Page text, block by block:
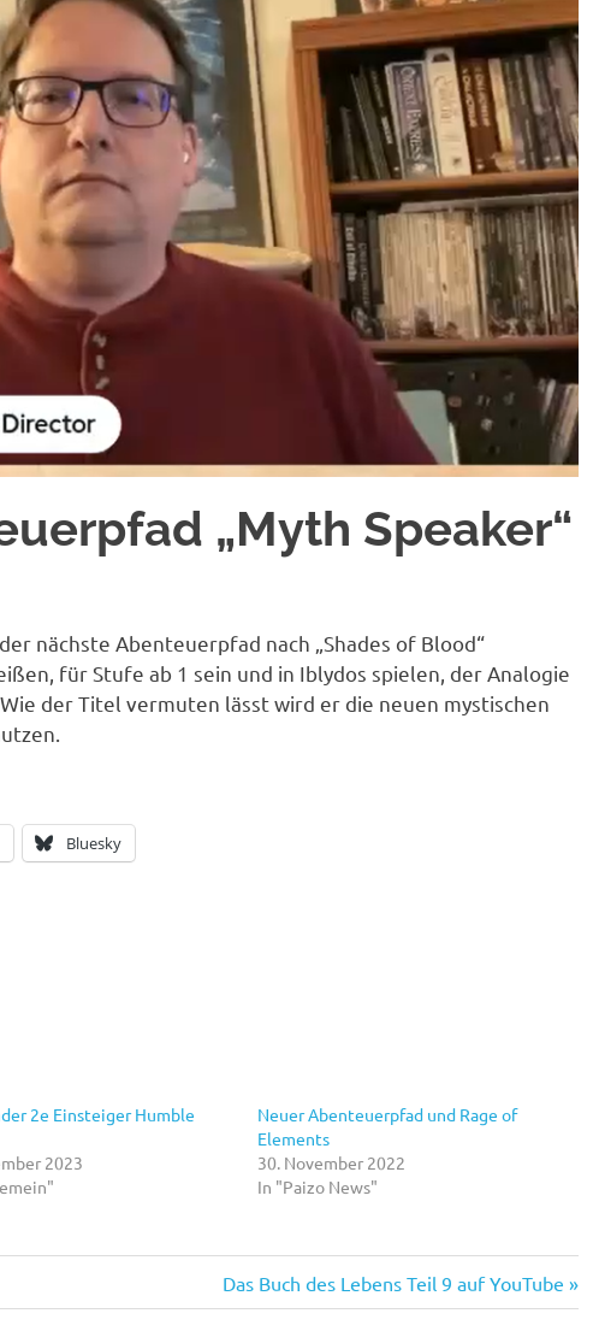
„Myth Speaker“
nächste Abenteuerpfad nach „Shades of Blood“
für Stufe ab 1 sein und in Iblydos spielen, der Analogie
der Titel vermuten lässt wird er die neuen mystischen
Bluesky
2e Einsteiger Humble
2023
Neuer Abenteuerpfad und Rage of
Elements
30. November 2022
In "Paizo News"
Nächster
Beitrag:
Das Buch des Lebens Teil 9 auf YouTube